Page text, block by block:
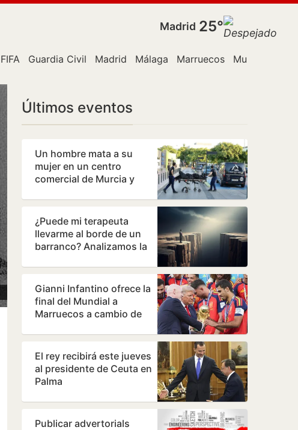
Madrid 25°
FIFA Guardia Civil Madrid Málaga Marruecos Murcia
Últimos eventos
Un hombre mata a su
mujer en un centro
comercial de Murcia y
¿Puede mi terapeuta
llevarme al borde de un
barranco? Analizamos la
Gianni Infantino ofrece la
final del Mundial a
Marruecos a cambio de
continuidad,…
El rey recibirá este jueves
al presidente de Ceuta en
Palma
Publicar advertorials